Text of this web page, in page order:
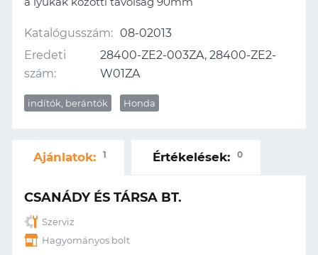
Katalógusszám: 08-02013
Eredeti
szám:
28400-ZE2-003ZA, 28400-ZE2-
W01ZA
indítók, berántók Honda
Ajánlatok: 1 Értékelések: 0
CSANÁDY ÉS TÁRSA BT.
Szerviz
Hagyományos bolt